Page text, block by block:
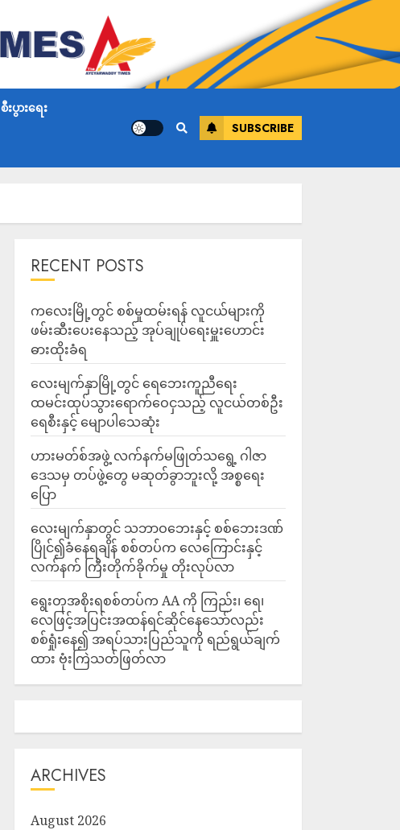
စီးပွားရေး
SUBSCRIBE
RECENT POSTS
ကလေးမြို့တွင် စစ်မှုထမ်းရန် လူငယ်များကို
ဖမ်းဆီးပေးနေသည့် အုပ်ချုပ်ရေးမှူးဟောင်း
ဓားထိုးခံရ
လေးမျက်နှာမြို့တွင် ရေဘေးကူညီရေး
ထမင်းထုပ်သွားရောက်ဝေငှသည့် လူငယ်တစ်ဦး
ရေစီးနှင့် မျောပါသေဆုံး
ဟားမတ်စ်အဖွဲ့ လက်နက်မဖြုတ်သရွေ့ ဂါဇာ
ဒေသမှ တပ်ဖွဲ့တွေ မဆုတ်ခွာဘူးလို့ အစ္စရေး
ပြော
‎လေးမျက်နှာတွင် သဘာဝဘေးနှင့် စစ်ဘေးဒဏ်
ပြိုင်၍ခံနေရချိန် စစ်တပ်က လေကြောင်းနှင့်
လက်နက် ကြီးတိုက်ခိုက်မှု တိုးလုပ်လာ
ရွေးတုအစိုးရစစ်တပ်က AA ကို ကြည်း၊ ရေ၊
လေဖြင့်အပြင်းအထန်ရင်ဆိုင်နေသော်လည်း
စစ်ရှုံးနေ၍ အရပ်သားပြည်သူကို ရည်ရွယ်ချက်
ထား ဗုံးကြဲသတ်ဖြတ်လာ
ARCHIVES
August 2026